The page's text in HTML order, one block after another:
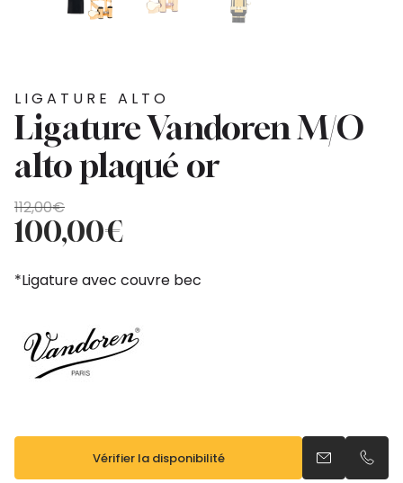
LIGATURE ALTO
Ligature Vandoren M/O
alto plaqué or
112,00€
Le
prix
initial
était :
112,00€.
100,00€
Le
prix
actuel
est :
100,00€.
*Ligature avec couvre bec
Vérifier la disponibilité Envoyer un